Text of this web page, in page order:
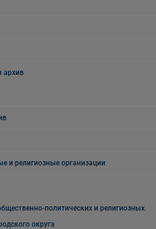
архив
и религиозные организации
политических и религиозных
округа